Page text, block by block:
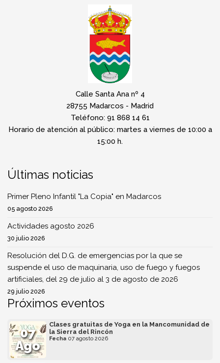
Calle Santa Ana nº 4
28755 Madarcos - Madrid
Teléfono: 91 868 14 61
Horario de atención al público: martes a viernes de 10:00 a
15:00 h.
Últimas noticias
Primer Pleno Infantil "La Copia" en Madarcos
05 agosto 2026
Actividades agosto 2026
30 julio 2026
Resolución del D.G. de emergencias por la que se
suspende el uso de maquinaria, uso de fuego y fuegos
artificiales, del 29 de julio al 3 de agosto de 2026
29 julio 2026
Próximos eventos
07
Ago
Clases gratuitas de Yoga en la Mancomunidad de
la Sierra del Rincón
Fecha 07 agosto 2026